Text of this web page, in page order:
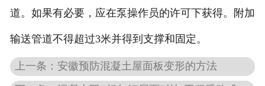
道。如果有必要，应在泵操作员的许可下获得。附加
输送管道不得超过3米并得到支撑和固定。
上一条：安徽预防混凝土屋面板变形的方法